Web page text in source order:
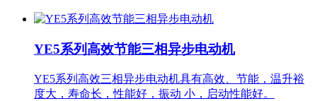
YE5系列高效节能三相异步电动机
YE5系列高效三相异步电动机具有高效、节能，温升裕
度大，寿命长，性能好，振动 小，启动性能好。